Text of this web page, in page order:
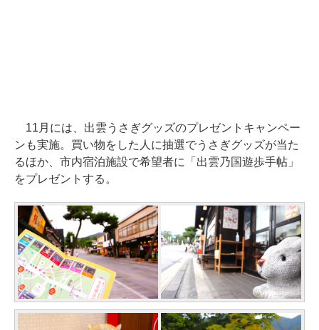
11月には、出雲うさぎグッズのプレゼントキャンペー
ンも実施。買い物をした人に抽選でうさぎグッズが当た
るほか、市内宿泊施設で希望者に「出雲乃国遊歩手帖」
をプレゼントする。